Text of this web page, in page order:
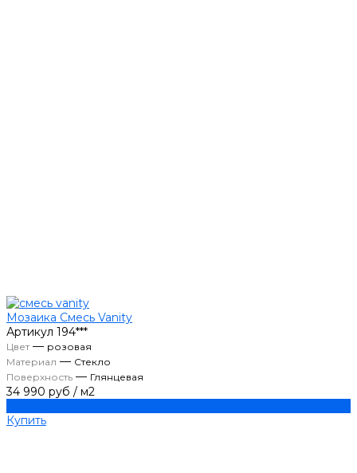
Мозаика Смесь Vanity
Артикул 194***
Цвет— розовая
Материал — Стекло
Поверхность — Глянцевая
34 990 руб / м2
Купить